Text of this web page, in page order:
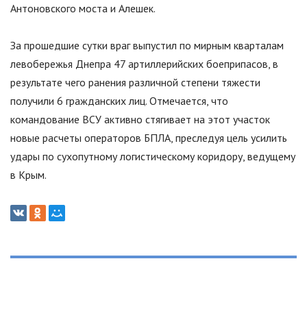
Антоновского моста и Алешек.
За прошедшие сутки враг выпустил по мирным кварталам
левобережья Днепра 47 артиллерийских боеприпасов, в
результате чего ранения различной степени тяжести
получили 6 гражданских лиц. Отмечается, что
командование ВСУ активно стягивает на этот участок
новые расчеты операторов БПЛА, преследуя цель усилить
удары по сухопутному логистическому коридору, ведущему
в Крым.